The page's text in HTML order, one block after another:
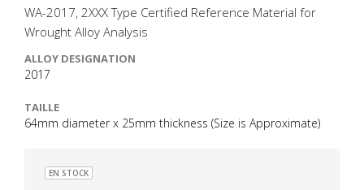
WA-2017, 2XXX Type Certified Reference Material for
Wrought Alloy Analysis
ALLOY DESIGNATION
2017
TAILLE
64mm diameter x 25mm thickness (Size is Approximate)
EN STOCK